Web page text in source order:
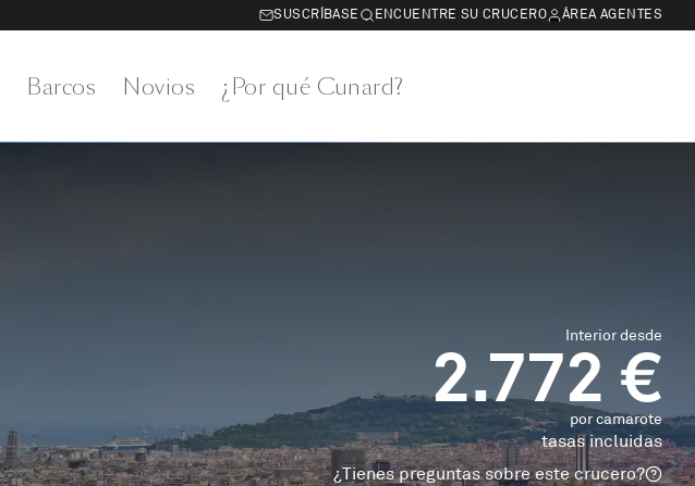
SUSCRÍBASE ENCUENTRE SU CRUCERO ÁREA AGENTES
Barcos Novios ¿Por qué Cunard?
Interior desde
2.772 €
por camarote
tasas incluidas
¿Tienes preguntas sobre este crucero?